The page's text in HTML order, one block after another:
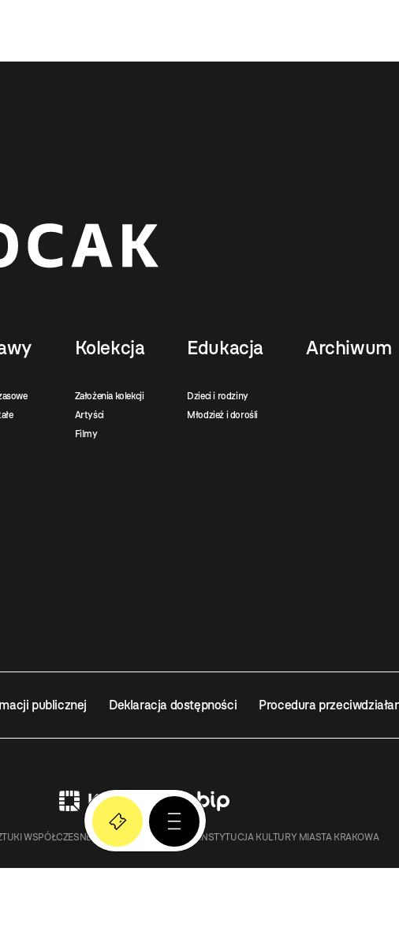
Kolekcja
Założenia kolekcji
Artyści
Filmy
Edukacja
Dzieci i rodziny
Młodzież i dorośli
Archiwum
publicznej Deklaracja dostępności Procedura
WSPÓŁCZESNEJ W KRAKOWIE MOCAK – INSTYTUCJA KULTURY MIASTA KRAKOWA